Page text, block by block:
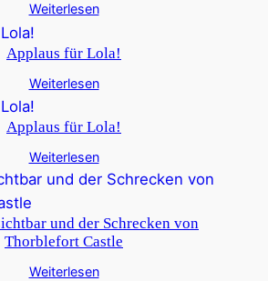
Weiterlesen
Applaus für Lola!
Weiterlesen
Applaus für Lola!
Weiterlesen
und der Schrecken von
Thorblefort Castle
Weiterlesen